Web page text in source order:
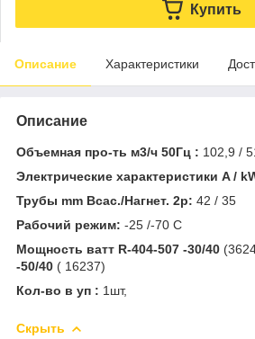
Купить
Описание Характеристики
Описание
Объемная про-ть м3/ч 50Гц : 102,9 /
Электрические характеристики A /
Трубы mm Всас./Нагнет. 2р: 42 / 35
Рабочий режим: -25 /-70 C
Мощность ватт R-404-507 -30/40
-50/40 ( 16237)
Кол-во в уп : 1шт,
Скрыть